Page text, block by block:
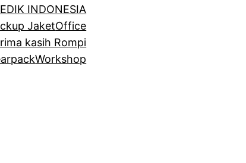
INDONESIA
JaketOffice
kasih Rompi
Workshop